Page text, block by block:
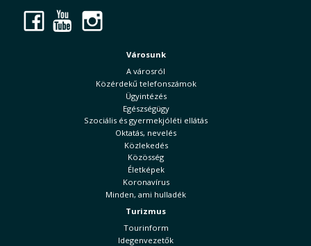
Facebook
YouTube
Városunk
A városról
Közérdekű telefonszámok
Ügyintézés
Egészségügy
Szociális és gyermekjóléti ellátás
Oktatás, nevelés
Közlekedés
Közösség
Életképek
Koronavírus
Minden, ami hulladék
Turizmus
Tourinform
Idegenvezetők